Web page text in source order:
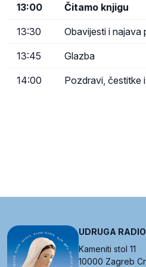
13:00 Čitamo knjigu
13:30 Obavijesti i najava
13:45 Glazba
14:00 Pozdravi, čestitke
UDRUGA
Kameniti stol 11
10000 Zagreb